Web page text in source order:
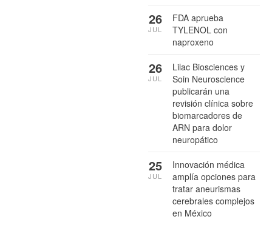
FDA aprueba
TYLENOL con
naproxeno
26
JUL
Lilac Biosciences y
Soin Neuroscience
publicarán una
revisión clínica sobre
biomarcadores de
ARN para dolor
neuropático
26
JUL
Innovación médica
amplía opciones para
tratar aneurismas
cerebrales complejos
en México
25
JUL